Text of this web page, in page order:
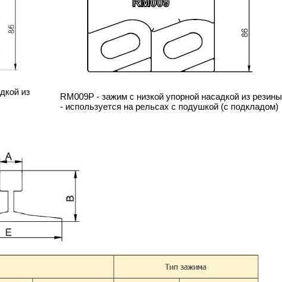
из
RM009P - зажим с низкой упорной насадкой из резины
- используется на рельсах с подушкой (с подкладом)